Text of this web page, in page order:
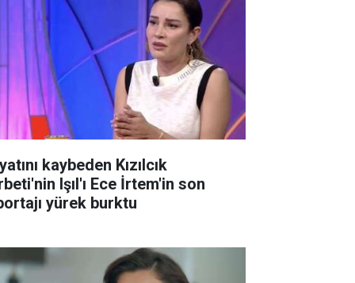
kaybeden Kızılcık
Işıl'ı Ece İrtem'in son
yürek burktu